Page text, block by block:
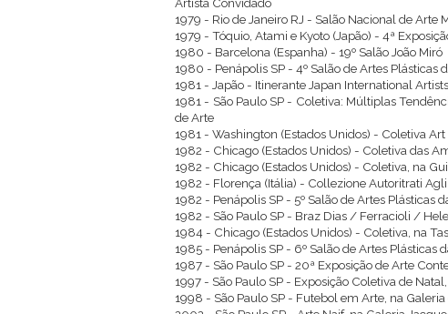
Artista Convidado
1979 - Rio de Janeiro RJ - Salão Nacional de Arte
1979 - Tóquio, Atami e Kyoto (Japão) - 4ª
1980 - Barcelona (Espanha) - 19º Salão João Miró
1980 - Penápolis SP - 4º Salão de Artes
1981 - Japão - Itinerante Japan International
1981 - São Paulo SP - Coletiva: Múltiplas
de Arte
1981 - Washington (Estados Unidos) - Coletiva Art
1982 - Chicago (Estados Unidos) - Coletiva das
1982 - Chicago (Estados Unidos) - Coletiva, na
1982 - Florença (Itália) - Collezione Autoritrati
1982 - Penápolis SP - 5º Salão de Artes Plásticas
1982 - São Paulo SP - Braz Dias / Ferracioli /
1984 - Chicago (Estados Unidos) - Coletiva, na
1985 - Penápolis SP - 6º Salão de Artes
1987 - São Paulo SP - 20ª Exposição de Arte
1997 - São Paulo SP - Exposição Coletiva de
1998 - São Paulo SP - Futebol em Arte, na